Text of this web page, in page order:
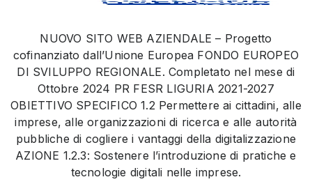
NUOVO SITO WEB AZIENDALE – Progetto
cofinanziato dall’Unione Europea FONDO EUROPEO
DI SVILUPPO REGIONALE. Completato nel mese di
Ottobre 2024 PR FESR LIGURIA 2021-2027
OBIETTIVO SPECIFICO 1.2 Permettere ai cittadini, alle
imprese, alle organizzazioni di ricerca e alle autorità
pubbliche di cogliere i vantaggi della digitalizzazione
AZIONE 1.2.3: Sostenere l’introduzione di pratiche e
tecnologie digitali nelle imprese.